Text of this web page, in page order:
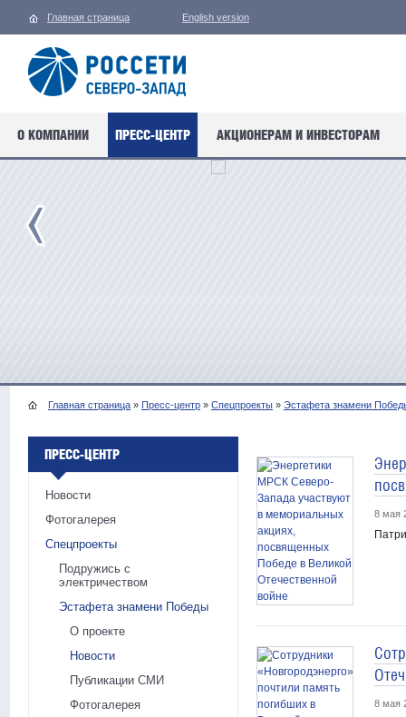
Главная страница English version
О КОМПАНИИ ПРЕСС-ЦЕНТР АКЦИОНЕРАМ И ИНВЕСТОРАМ
Главная страница » Пресс-центр » Спецпроекты » Эстафета знамени
ПРЕСС-ЦЕНТР
Новости
Фотогалерея
Спецпроекты
Подружись с
электричеством
Эстафета знамени Победы
О проекте
Новости
Публикации СМИ
Фотогалерея
8 мая
8 мая